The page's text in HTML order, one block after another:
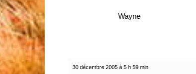
Wayne
30 décembre 2005 à 5 h 59 min